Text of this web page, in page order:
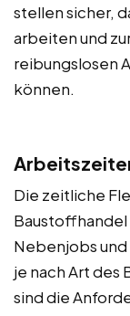
stellen sicher,
arbeiten und
reibungslosen
können.
Die zeitliche
Nebenjobs
je nach Art des
sind die